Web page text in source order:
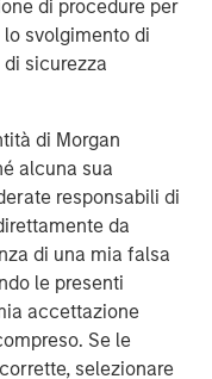
di procedure per
svolgimento di
sicurezza
di Morgan
alcuna sua
responsabili di
da
di una mia falsa
le presenti
accettazione
Se le
selezionare
by race and
agree
asset owners
way.
owners say their
about
when
an external
of other asset